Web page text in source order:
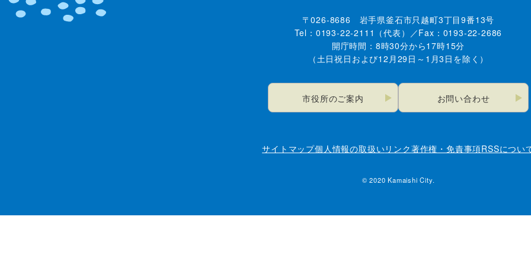
〒026-8686 岩手県釜石市只越町3丁目9番13号
Tel：0193-22-2111（代表）／Fax：0193-22-2686
開庁時間：8時30分から17時15分
（土日祝日および12月29日～1月3日を除く）
市役所のご案内 お問い合わせ
サイトマップ個人情報の取扱いリンク著作権・免責事項RSSについ
© 2020 Kamaishi City.